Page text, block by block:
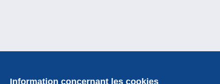
Information concernant les cookies